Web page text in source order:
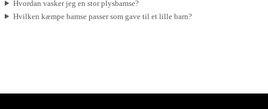
Hvordan vasker jeg en stor plysbamse?
Hvilken kæmpe bamse passer som gave til et lille barn?